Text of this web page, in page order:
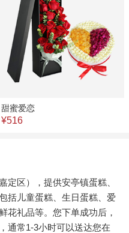
甜蜜爱恋
¥516
定区），提供安亭镇蛋糕、
括儿童蛋糕、生日蛋糕、爱
花礼品等。您下单成功后，
通常1-3小时可以送达您在